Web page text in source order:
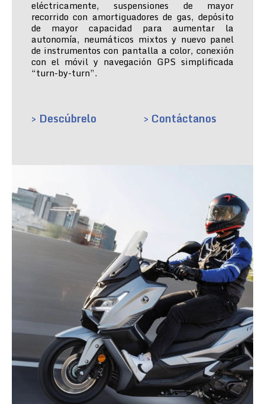
eléctricamente, suspensiones de mayor
recorrido con amortiguadores de gas, depósito
de mayor capacidad para aumentar la
autonomía, neumáticos mixtos y nuevo panel
de instrumentos con pantalla a color, conexión
con el móvil y navegación GPS simplificada
“turn-by-turn”.
> Descúbrelo > Contáctanos